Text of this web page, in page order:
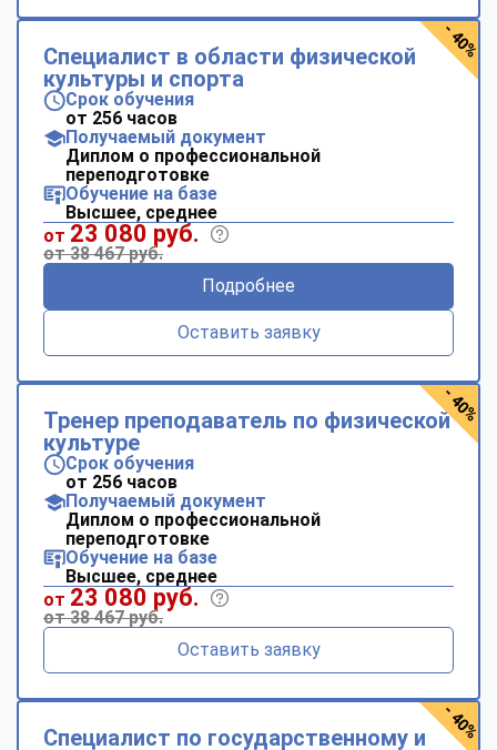
Специалист в области физической
культуры и спорта
Срок обучения
от 256 часов
Получаемый документ
Диплом о профессиональной
переподготовке
Обучение на базе
Высшее, среднее
от 23 080 руб.
от 38 467 руб.
Подробнее
Оставить заявку
- 40%
Тренер преподаватель по физической
культуре
Срок обучения
от 256 часов
Получаемый документ
Диплом о профессиональной
переподготовке
Обучение на базе
Высшее, среднее
от 23 080 руб.
от 38 467 руб.
Оставить заявку
- 40%
Специалист по государственному и - 40%